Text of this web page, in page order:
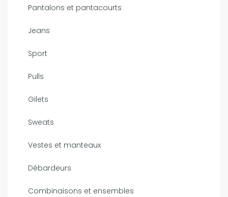
Pantalons et pantacourts
Jeans
Sport
Pulls
Gilets
Sweats
Vestes et manteaux
Débardeurs
Combinaisons et ensembles